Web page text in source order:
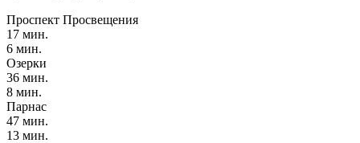
Проспект Просвещения
17 мин.
6 мин.
Озерки
36 мин.
8 мин.
Парнас
47 мин.
13 мин.